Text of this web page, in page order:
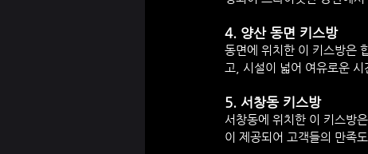
4. 양산 동면 키스방
동면에 위치한 이 키스방은
고, 시설이 넓어 여유로운 시
5. 서창동 키스방
서창동에 위치한 이 키스방
이 제공되어 고객들의 만족